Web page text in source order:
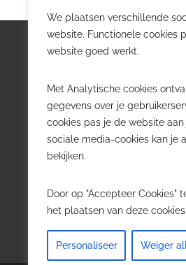
We plaatsen verschillende
website. Functionele cookies
website goed werkt.
Met Analytische cookies
gegevens over je
cookies pas je de website
sociale media-cookies kan je
bekijken.
Door op "Accepteer Cookies"
het plaatsen van deze cookies.
Personaliseer Weiger
Logistiek.be
Logistiek.be brengt
trends en
transport,
en automatisering in
willen volgen.